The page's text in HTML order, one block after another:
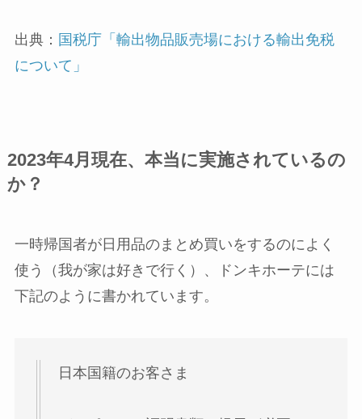
出典： 国税庁「輸出物品販売場における輸出免税
について」
2023年4月現在、本当に実施されているの
か？
一時帰国者が日用品のまとめ買いをするのによく
使う（我が家は好きで行く）、ドンキホーテには
下記のように書かれています。
日本国籍のお客さま